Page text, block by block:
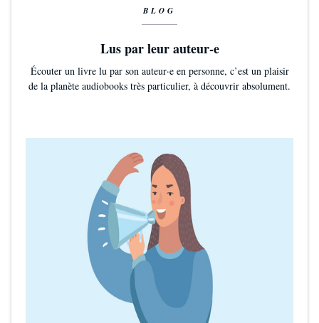
BLOG
Lus par leur auteur-e
Écouter un livre lu par son auteur·e en personne, c’est un plaisir
de la planète audiobooks très particulier, à découvrir absolument.